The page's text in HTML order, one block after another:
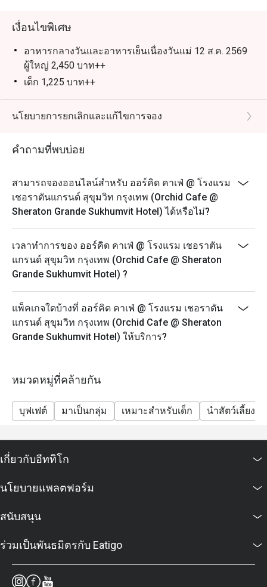
การจองผ่านแอปหรือเว็บไซต์ Eatigo คือวิธีที่ชาญฉลาดที่สุด
ในการรับประทานอาหาร เพียงเลือกช่วงเวลาที่ต้องการ ก็
สามารถรับส่วนลดพิเศษตามช่วงเวลาได้สูงสุดถึง 50% จาก
เงื่อนไขพิเศษ
อาหารกลางวันและอาหารเย็นเนื่องวันแม่ 12 ส.ค. 2569
ผู้ใหญ่ 2,450 บาท++
เด็ก 1,225 บาท++
บุฟเฟ่ต์นานาชาติมื้อกลางวัน | วันจันทร์ – ศุกร์ เวลา
12.00 – 15.00 น.
เด็ก (อายุ 3 – 12 ปี): 800++ บาท ต่อท่าน
ผู้ใหญ่: 1,900++ บาท ต่อท่าน
เด็ก (อายุ 3 – 12 ปี): 950++ บาท ต่อท่าน
บุฟเฟ่ต์นานาชาติมื้อค่ำ l วันจันทร์ – พฤหัสบดี เวลา
18.00 – 22.30 น.
ผู้ใหญ่: 1,950++ บาท ต่อท่าน
เด็ก (อายุ 3 – 12 ปี): 975++ บาท ต่อท่าน
บุฟเฟ่ต์อาหารทะเลมื้อค่ำแกรนด์ l วันศุกร์ – อาทิตย์ เวลา
18.00 – 22.30 น. ผู้ใหญ่: 2,450++ บาท ต่อท่าน
เด็ก (3 – 12 ปี): 1,225++ บาท ต่อท่าน
(ราคาทั้งหมดเป็นราคาอาหารเท่านั้น)
กับเมนูตามสั่งและราคาเด็ก
Frequently Asked Questions
ถาม: ร้านออร์คิด คาเฟ่เป็นร้านอาหารแบบไหน? เสิร์ฟ
อาหารประเภทใด?
ให้บริการอาหารนานาชาติในรูปแบบ บุฟเฟต์และเมนู
ตามสั่ง (à la carte) มีทั้งอาหารไทย ญี่ปุ่น ตะวันตก ซีฟู้ด
ซูชิ ซาชิมิ เนื้อย่างระดับพรีเมียม และของหวานหลาก
ถาม: ร้านเปิดให้บริการเวลาไหนบ้าง?
ตอบ: ร้านเปิดให้บริการทุกวันตั้งแต่ 06.00 – 22.30 น.
ในช่วงวันหยุดสุดสัปดาห์
นโยบายการยกเลิกและแก้ไขการจอง
คำถามที่พบบ่อย
สามารถจองออนไลน์สำหรับ ออร์คิด คาเฟ่ @ โรงแรม
เชอราตันแกรนด์ สุขุมวิท กรุงเทพ (Orchid Cafe @
Sheraton Grande Sukhumvit Hotel) ได้หรือไม่?
เวลาทำการของ ออร์คิด คาเฟ่ @ โรงแรม เชอราตัน
แกรนด์ สุขุมวิท กรุงเทพ (Orchid Cafe @ Sheraton
Grande Sukhumvit Hotel) ?
แพ็คเกจใดบ้างที่ ออร์คิด คาเฟ่ @ โรงแรม เชอราตัน
แกรนด์ สุขุมวิท กรุงเทพ (Orchid Cafe @ Sheraton
Grande Sukhumvit Hotel) ให้บริการ?
หมวดหมู่ที่คล้ายกัน
บุฟเฟต์ มาเป็นกลุ่ม เหมาะสำหรับเด็ก นำสัตว์เลี้ยงเ
เกี่ยวกับอีททิโก
นโยบายแพลตฟอร์ม
สนับสนุน
ร่วมเป็นพันธมิตรกับ Eatigo